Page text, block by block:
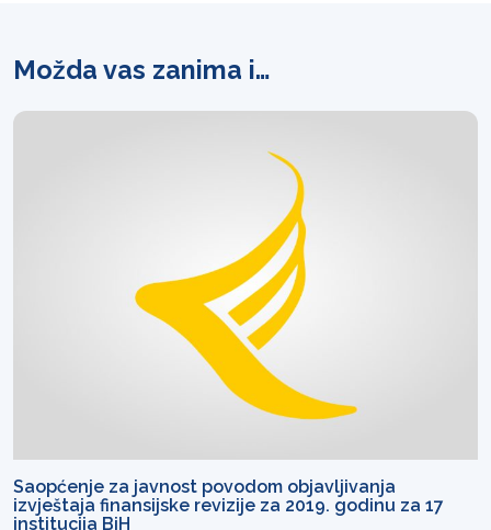
Možda vas zanima i…
Saopćenje za javnost povodom objavljivanja
izvještaja finansijske revizije za 2019. godinu za 17
institucija BiH